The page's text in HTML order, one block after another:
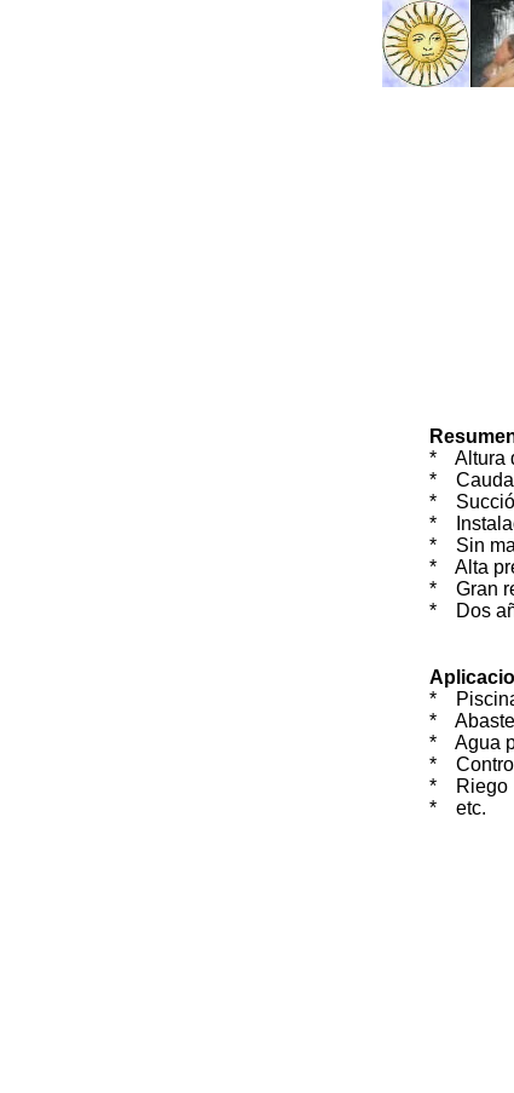
* Altura
* Caudal
*
*
* Sin
* Alta
* Gran
* Dos
*
*
* Agua
*
*
Riego
* etc.